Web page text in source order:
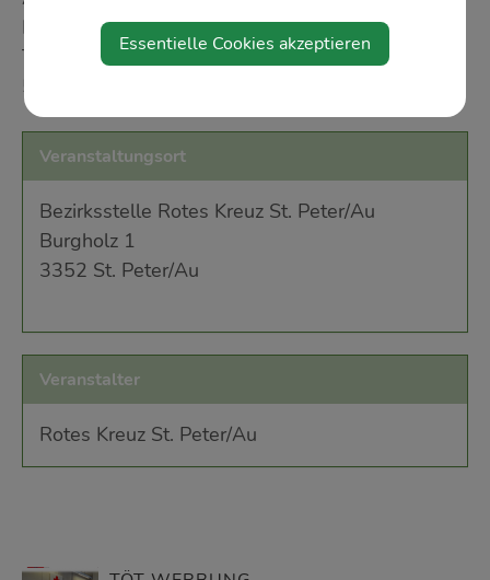
Kreuz-Bezirksstelle St. Peter/Au. Alle Infos zur
Team Österreich Tafel erhalten Sie unter 059 144
51 840.
Veranstaltungsort
Bezirksstelle Rotes Kreuz St. Peter/Au
Burgholz 1
3352 St. Peter/Au
Veranstalter
Rotes Kreuz St. Peter/Au
Essentielle Cookies akzeptieren